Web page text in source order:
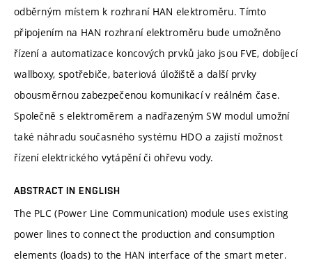
odběrným místem k rozhraní HAN elektroměru. Tímto
připojením na HAN rozhraní elektroměru bude umožněno
řízení a automatizace koncových prvků jako jsou FVE, dobíjecí
wallboxy, spotřebiče, bateriová úložiště a další prvky
obousměrnou zabezpečenou komunikací v reálném čase.
Společně s elektroměrem a nadřazeným SW modul umožní
také náhradu současného systému HDO a zajistí možnost
řízení elektrického vytápění či ohřevu vody.
ABSTRACT IN ENGLISH
The PLC (Power Line Communication) module uses existing
power lines to connect the production and consumption
elements (loads) to the HAN interface of the smart meter.